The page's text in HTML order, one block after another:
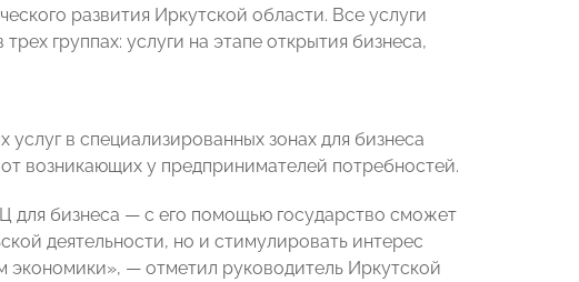
развития Иркутской области. Все услуги
группах: услуги на этапе открытия бизнеса,
в специализированных зонах для бизнеса
возникающих у предпринимателей потребностей.
бизнеса — с его помощью государство сможет
деятельности, но и стимулировать интерес
экономики», — отметил руководитель Иркутской